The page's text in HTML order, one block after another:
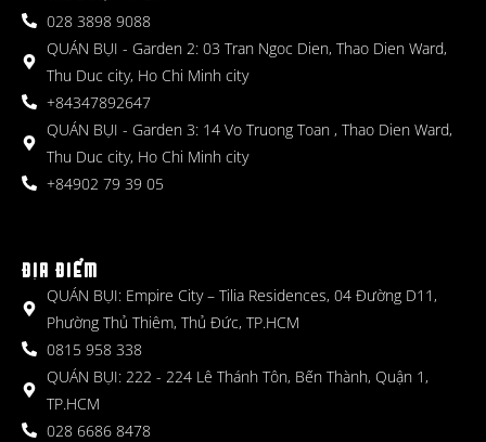
028 3898 9088
QUÁN BỤI - Garden 2: 03 Tran Ngoc Dien, Thao Dien Ward,
Thu Duc city, Ho Chi Minh city
+84347892647
QUÁN BỤI - Garden 3: 14 Vo Truong Toan , Thao Dien Ward,
Thu Duc city, Ho Chi Minh city
+84902 79 39 05
ĐỊA ĐIỂM
QUÁN BỤI: Empire City – Tilia Residences, 04 Đường D11,
Phường Thủ Thiêm, Thủ Đức, TP.HCM
0815 958 338
QUÁN BỤI: 222 - 224 Lê Thánh Tôn, Bến Thành, Quận 1,
TP.HCM
028 6686 8478